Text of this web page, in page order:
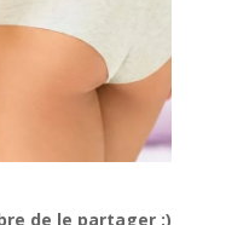
de le partager :)